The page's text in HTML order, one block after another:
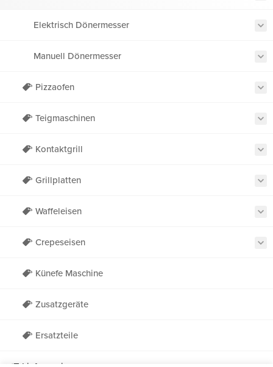
Elektrisch Dönermesser
Manuell Dönermesser
Pizzaofen
Teigmaschinen
Kontaktgrill
Grillplatten
Waffeleisen
Crepeseisen
Künefe Maschine
Zusatzgeräte
Ersatzteile